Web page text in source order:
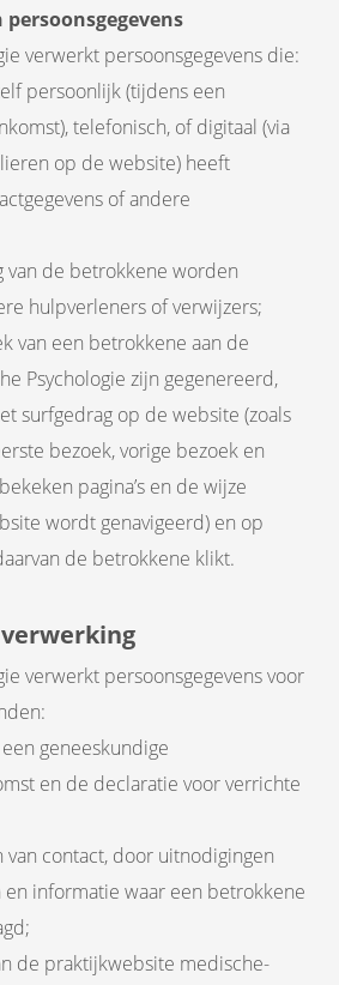
verwerkt persoonsgegevens die:
persoonlijk (tijdens een
telefonisch, of digitaal (via
op de website) heeft
of andere
van de betrokkene worden
hulpverleners of verwijzers;
van een betrokkene aan de
Psychologie zijn gegenereerd,
surfgedrag op de website (zoals
bezoek, vorige bezoek en
pagina’s en de wijze
wordt genavigeerd) en op
de betrokkene klikt.
verwerkt persoonsgegevens voor
geneeskundige
en de declaratie voor verrichte
contact, door uitnodigingen
informatie waar een betrokkene
de praktijkwebsite medische-